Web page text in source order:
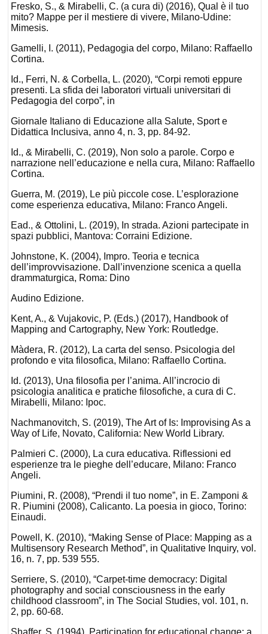
Fresko, S., & Mirabelli, C. (a cura di) (2016), Qual è il tuo
mito? Mappe per il mestiere di vivere, Milano-Udine:
Mimesis.
Gamelli, I. (2011), Pedagogia del corpo, Milano: Raffaello
Cortina.
Id., Ferri, N. & Corbella, L. (2020), “Corpi remoti eppure
presenti. La sfida dei laboratori virtuali universitari di
Pedagogia del corpo”, in
Giornale Italiano di Educazione alla Salute, Sport e
Didattica Inclusiva, anno 4, n. 3, pp. 84-92.
Id., & Mirabelli, C. (2019), Non solo a parole. Corpo e
narrazione nell’educazione e nella cura, Milano: Raffaello
Cortina.
Guerra, M. (2019), Le più piccole cose. L’esplorazione
come esperienza educativa, Milano: Franco Angeli.
Ead., & Ottolini, L. (2019), In strada. Azioni partecipate in
spazi pubblici, Mantova: Corraini Edizione.
Johnstone, K. (2004), Impro. Teoria e tecnica
dell’improvvisazione. Dall’invenzione scenica a quella
drammaturgica, Roma: Dino
Audino Edizione.
Kent, A., & Vujakovic, P. (Eds.) (2017), Handbook of
Mapping and Cartography, New York: Routledge.
Màdera, R. (2012), La carta del senso. Psicologia del
profondo e vita filosofica, Milano: Raffaello Cortina.
Id. (2013), Una filosofia per l’anima. All’incrocio di
psicologia analitica e pratiche filosofiche, a cura di C.
Mirabelli, Milano: Ipoc.
Nachmanovitch, S. (2019), The Art of Is: Improvising As a
Way of Life, Novato, California: New World Library.
Palmieri C. (2000), La cura educativa. Riflessioni ed
esperienze tra le pieghe dell’educare, Milano: Franco
Angeli.
Piumini, R. (2008), “Prendi il tuo nome”, in E. Zamponi &
R. Piumini (2008), Calicanto. La poesia in gioco, Torino:
Einaudi.
Powell, K. (2010), “Making Sense of Place: Mapping as a
Multisensory Research Method”, in Qualitative Inquiry, vol.
16, n. 7, pp. 539 555.
Serriere, S. (2010), “Carpet-time democracy: Digital
photography and social consciousness in the early
childhood classroom”, in The Social Studies, vol. 101, n.
2, pp. 60-68.
Shaffer, S. (1994), Participation for educational change: a